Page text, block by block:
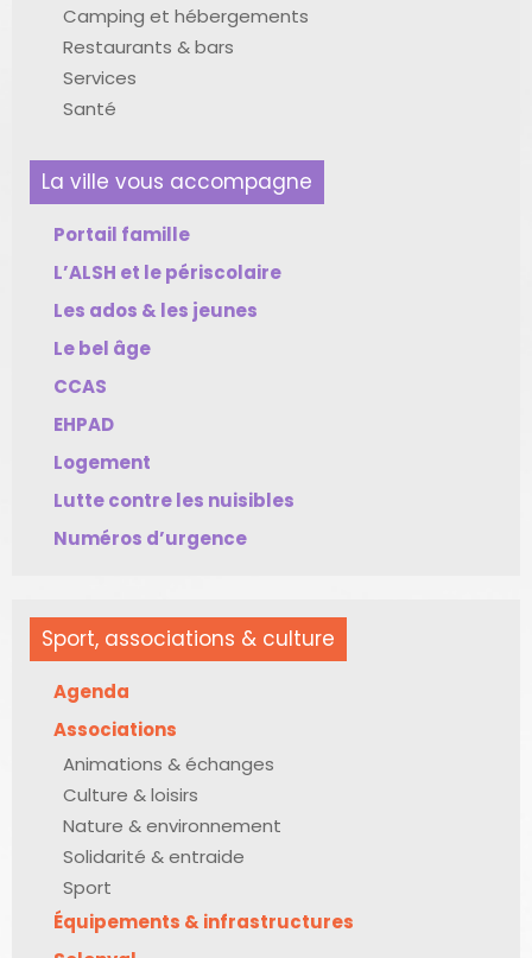
Camping et hébergements
Restaurants & bars
Services
Santé
La ville vous accompagne
Portail famille
L’ALSH et le périscolaire
Les ados & les jeunes
Le bel âge
CCAS
EHPAD
Logement
Lutte contre les nuisibles
Numéros d’urgence
Sport, associations & culture
Agenda
Associations
Animations & échanges
Culture & loisirs
Nature & environnement
Solidarité & entraide
Sport
Équipements & infrastructures